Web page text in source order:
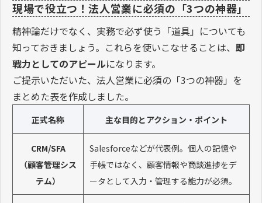
現場で役立つ！法人営業に必須の「3つの神器」
精神論だけでなく、実務で必ず使う「道具」についても
知っておきましょう。これらを使いこなせることは、 即
戦力としてのアピールになります。
ご提示いただいた、法人営業に必須の「3つの神器」を
まとめた表を作成しました。
正式名称 主な目的とアクション・ポイント
CRM/SFA
（顧客管理シス
テム）
Salesforceなどが代表例。個人の記憶や
手帳ではなく、顧客情報や商談進捗をデ
ータとして入力・管理する能力が必須。